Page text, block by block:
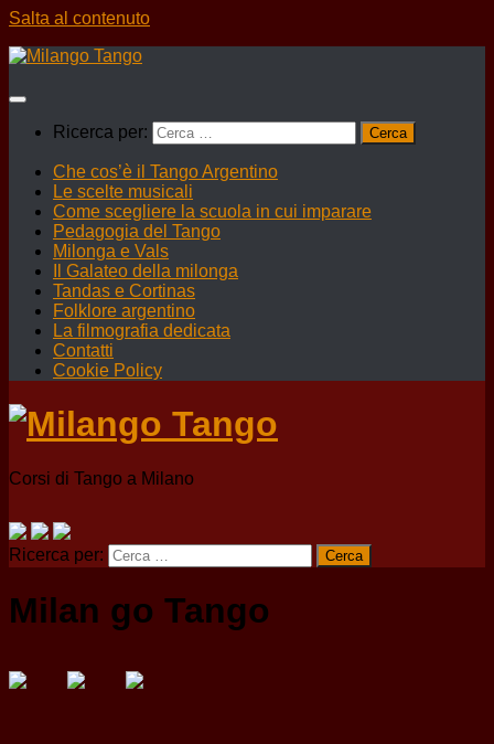
Salta al contenuto
Ricerca per:
Che cos’è il Tango Argentino
Le scelte musicali
Come scegliere la scuola in cui imparare
Pedagogia del Tango
Milonga e Vals
Il Galateo della milonga
Tandas e Cortinas
Folklore argentino
La filmografia dedicata
Contatti
Cookie Policy
Corsi di Tango a Milano
Ricerca per:
Milan go Tango